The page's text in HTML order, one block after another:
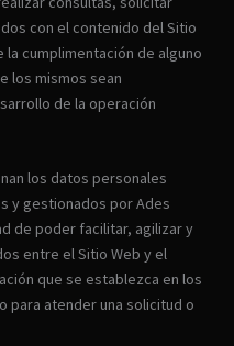
con el contenido del Sitio
cumplimentación de alguno
los mismos sean
de la operación
los datos personales
y gestionados por Ades
de poder facilitar, agilizar y
entre el Sitio Web y el
que se establezca en los
para atender una solicitud o